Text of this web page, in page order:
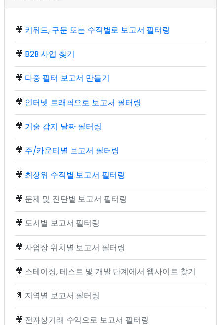
🎥 키워드, 구문 또는 수직별로 보고서 필터링
🎥 B2B 사업 찾기
🎥 다중 필터 보고서 만들기
🎥 인터넷 트래픽으로 보고서 필터링
🎥 기술 감지 날짜 필터링
🎥 주/카운티별 보고서 필터링
🎥 최상위 수직별 보고서 필터링
🎥 문제 및 진단별 보고서 필터링
🎥 도시별 보고서 필터링
🎥 사업장 위치별 보고서 필터링
🎥 스테이징, 테스트 및 개발 단계에서 웹사이트 찾기
📄 지역별 보고서 필터링
🎥 전자상거래 수익으로 보고서 필터링